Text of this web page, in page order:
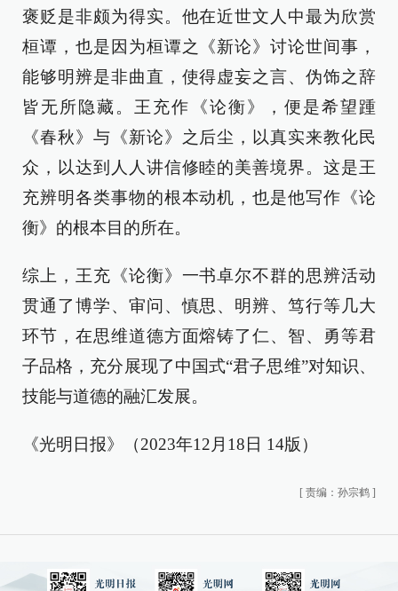
褒贬是非颇为得实。他在近世文人中最为欣赏
桓谭，也是因为桓谭之《新论》讨论世间事，
能够明辨是非曲直，使得虚妄之言、伪饰之辞
皆无所隐藏。王充作《论衡》，便是希望踵
《春秋》与《新论》之后尘，以真实来教化民
众，以达到人人讲信修睦的美善境界。这是王
充辨明各类事物的根本动机，也是他写作《论
衡》的根本目的所在。
综上，王充《论衡》一书卓尔不群的思辨活动
贯通了博学、审问、慎思、明辨、笃行等几大
环节，在思维道德方面熔铸了仁、智、勇等君
子品格，充分展现了中国式“君子思维”对知识、
技能与道德的融汇发展。
《光明日报》（2023年12月18日 14版）
[ 责编：孙宗鹤 ]